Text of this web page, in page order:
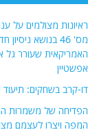
ראיונות מצולמים על
מס' 46 בנושא
אפשטיין
דו-קרב בשחקים:
הפדיחה של משמרות
המפה ויצרו לעצמם